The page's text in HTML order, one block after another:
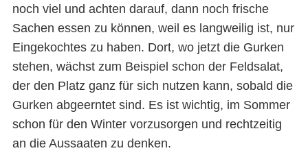
noch viel und achten darauf, dann noch frische
Sachen essen zu können, weil es langweilig ist, nur
Eingekochtes zu haben. Dort, wo jetzt die Gurken
stehen, wächst zum Beispiel schon der Feldsalat,
der den Platz ganz für sich nutzen kann, sobald die
Gurken abgeerntet sind. Es ist wichtig, im Sommer
schon für den Winter vorzusorgen und rechtzeitig
an die Aussaaten zu denken.